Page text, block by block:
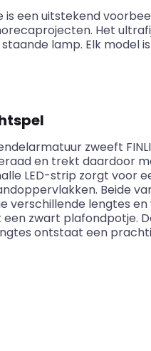
is een uitstekend
Het
lamp. Elk model
zweeft
en trekt daardoor
LED-strip zorgt voor
Beide
verschillende lengtes
zwart plafondpotje.
ontstaat een